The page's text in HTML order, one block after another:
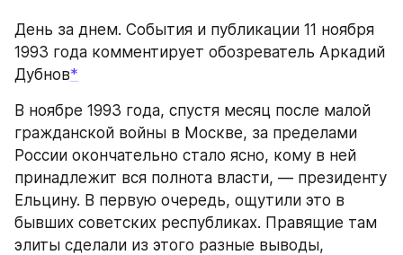
День за днем. События и публикации 11 ноября
1993 года комментирует обозреватель Аркадий
Дубнов*
В ноябре 1993 года, спустя месяц после малой
гражданской войны в Москве, за пределами
России окончательно стало ясно, кому в ней
принадлежит вся полнота власти, — президенту
Ельцину. В первую очередь, ощутили это в
бывших советских республиках. Правящие там
элиты сделали из этого разные выводы,